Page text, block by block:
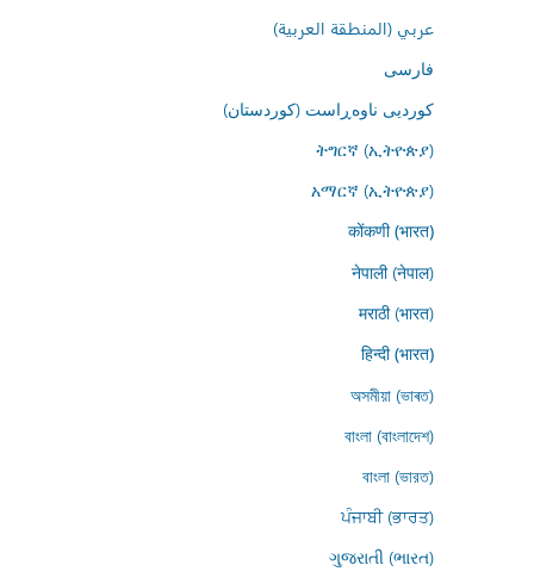
عربي (المنطقة العربية)
فارسى
کوردیی ناوەڕاست (کوردستان)
ትግርኛ (ኢትዮጵያ)
አማርኛ (ኢትዮጵያ)
कोंकणी (भारत)
नेपाली (नेपाल)
मराठी (भारत)
हिन्दी (भारत)
অসমীয়া (ভাৰত)
বাংলা (বাংলাদেশ)
বাংলা (ভারত)
ਪੰਜਾਬੀ (ਭਾਰਤ)
ગુજરાતી (ભારત)